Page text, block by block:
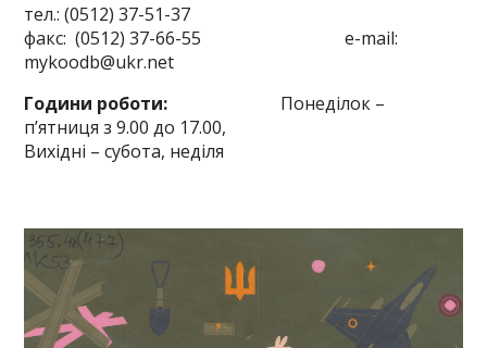
тел.: (0512) 37-51-37
факс: (0512) 37-66-55 e-mail:
mykoodb@ukr.net
Години роботи: Понеділок –
п’ятниця з 9.00 до 17.00,
Вихідні – субота, неділя